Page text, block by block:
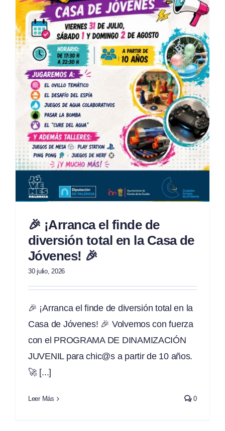
🎉 ¡Arranca el finde de
diversión total en la Casa de
Jóvenes! 🎉
30 julio, 2026
🎉 ¡Arranca el finde de diversión total en la
Casa de Jóvenes! 🎉 Volvemos con fuerza
con el PROGRAMA DE DINAMIZACIÓN
JUVENIL para chic@s a partir de 10 años.
🚀 [...]
Leer Más 0